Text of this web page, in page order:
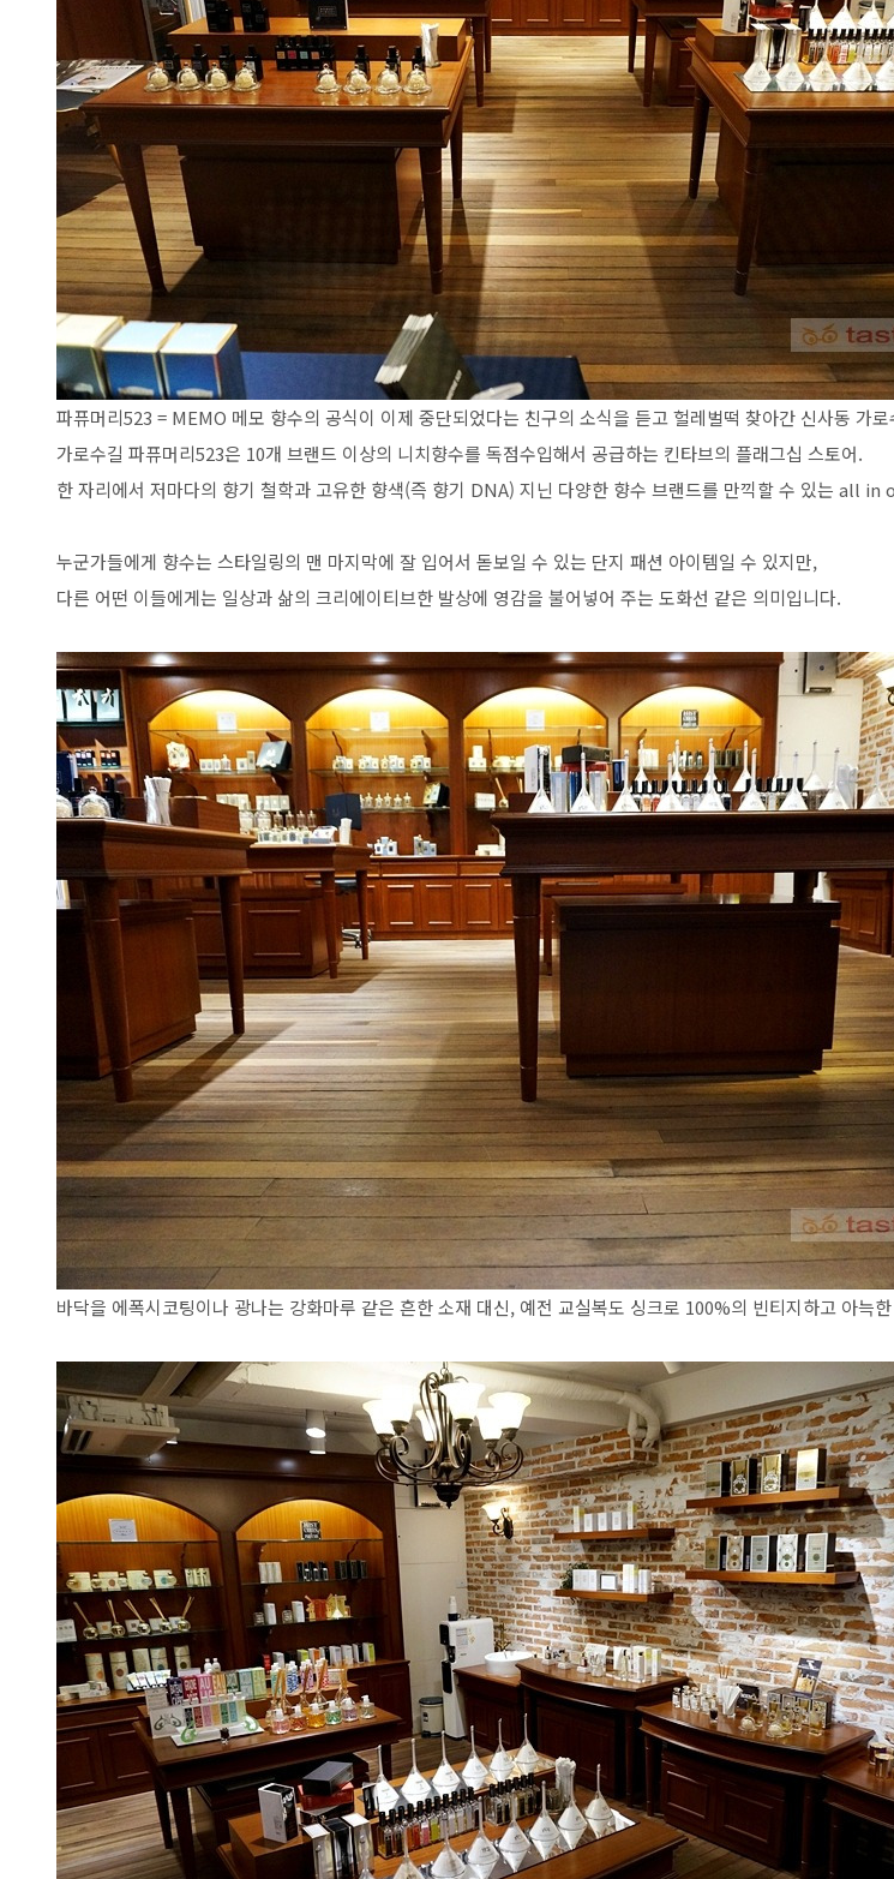
파퓨머리523 = MEMO 메모 향수의 공식이 이제 중단되었다는 친구의 소식을 듣고 헐레벌떡 찾아간 신사동 가
가로수길 파퓨머리523은 10개 브랜드 이상의 니치향수를 독점수입해서 공급하는 킨타브의 플래그십 스토어.
한 자리에서 저마다의 향기 철학과 고유한 향색(즉 향기 DNA) 지닌 다양한 향수 브랜드를 만끽할 수 있는 all in
누군가들에게 향수는 스타일링의 맨 마지막에 잘 입어서 돋보일 수 있는 단지 패션 아이템일 수 있지만,
다른 어떤 이들에게는 일상과 삶의 크리에이티브한 발상에 영감을 불어넣어 주는 도화선 같은 의미입니다.
바닥을 에폭시코팅이나 광나는 강화마루 같은 흔한 소재 대신, 예전 교실복도 싱크로 100%의 빈티지하고 아늑